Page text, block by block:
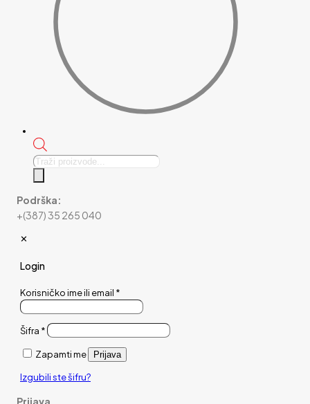
Products
Podrška:
+(387) 35 265 040
✕
Login
Korisničko ime ili email *
Šifra *
Zapamti me Prijava
Izgubili ste šifru?
Prijava